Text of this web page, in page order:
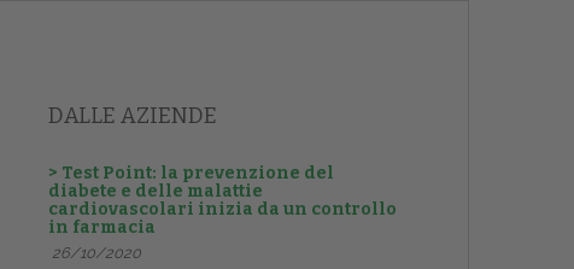
DALLE AZIENDE
> Test Point: la prevenzione del
diabete e delle malattie
cardiovascolari inizia da un controllo
in farmacia
26/10/2020